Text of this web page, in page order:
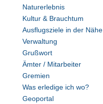
Naturerlebnis
Kultur & Brauchtum
Ausflugsziele in der Nähe
Verwaltung
Grußwort
Ämter / Mitarbeiter
Gremien
Was erledige ich wo?
Geoportal